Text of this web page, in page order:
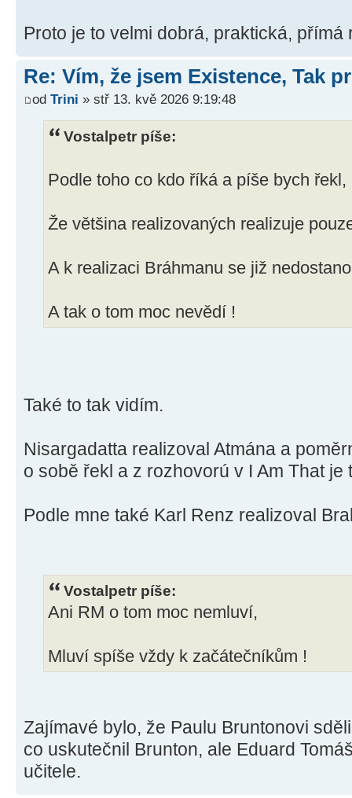
Proto je to velmi dobrá, praktická, přímá
Re: Vím, že jsem Existence, Tak
od Trini » stř 13. kvě 2026 9:19:48
Vostalpetr píše:
Podle toho co kdo říká a píše bych řekl,
Že většina realizovaných realizuje
A k realizaci Bráhmanu se již
A tak o tom moc nevědí !
Také to tak vidím.
Nisargadatta realizoval Atmána a
o sobě řekl a z rozhovorú v I Am That je
Podle mne také Karl Renz realizoval
Vostalpetr píše:
Ani RM o tom moc nemluví,
Mluví spíše vždy k začátečníkům !
Zajímavé bylo, že Paulu Bruntonovi
co uskutečnil Brunton, ale Eduard
učitele.